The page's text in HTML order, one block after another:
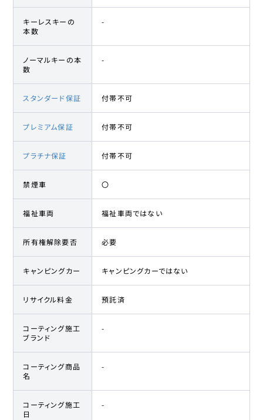
キーレスキーの
本数
-
ノーマルキーの本
数
-
スタンダード保証 付帯不可
プレミアム保証 付帯不可
プラチナ保証 付帯不可
禁煙車 〇
福祉車両 福祉車両ではない
所有権解除要否 必要
キャンピングカー キャンピングカーではない
リサイクル料金 預託済
コーティング施工
ブランド
-
コーティング商品
名
-
コーティング施工
日
-